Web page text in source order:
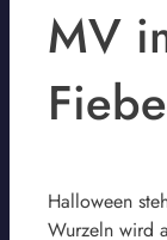
MV
Halloween
Wurzeln wird